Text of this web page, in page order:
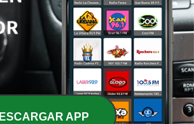
Predicaciones Cristianas
APP